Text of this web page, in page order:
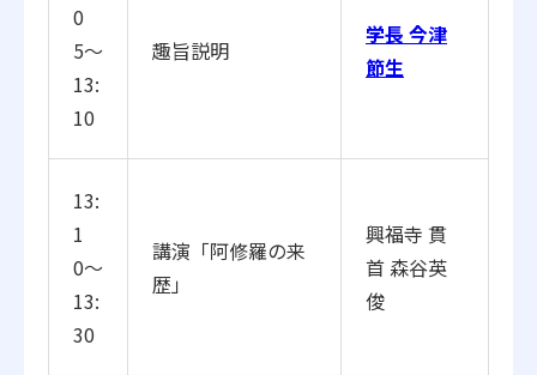
0
5〜
13:
10
趣旨説明
学長 今津
節生
13:
1
0〜
13:
30
講演「阿修羅の来
歴」
興福寺 貫
首 森谷英
俊